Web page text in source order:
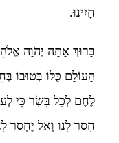
חָיִינוּ.
בָּרוּךְ אַתָּה יְהֹוָה
הָעוֹלָם כֻּלּוֹ בְּטוּבוֹ
לֶחֶם לְכָל בָּשָׂר כִּי
חָסַר לָנוּ וְאַל יֶחְסַר